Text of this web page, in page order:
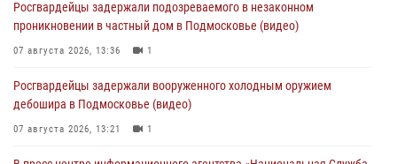
Росгвардейцы задержали подозреваемого в незаконном
проникновении в частный дом в Подмосковье (видео)
07 августа 2026, 13:36 1
Росгвардейцы задержали вооруженного холодным оружием
дебошира в Подмосковье (видео)
07 августа 2026, 13:21 1